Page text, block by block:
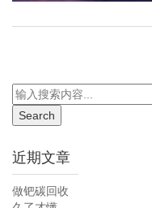
近期文章
做钯碳回收